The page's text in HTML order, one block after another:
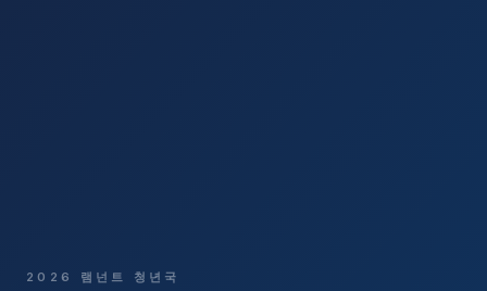
2026 램넌트 청년국